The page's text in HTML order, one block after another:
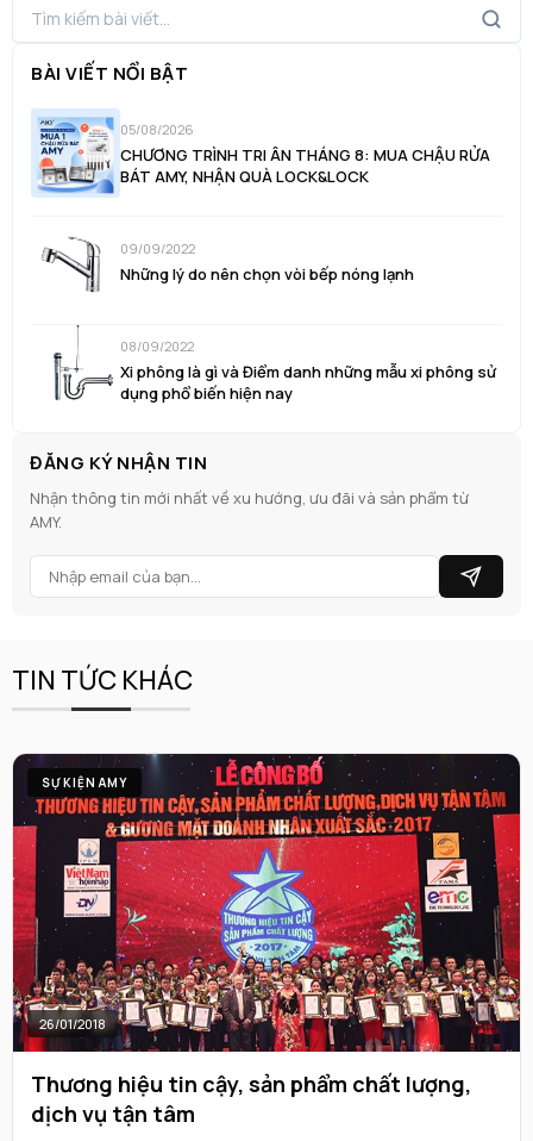
BÀI VIẾT NỔI BẬT
05/08/2026
CHƯƠNG TRÌNH TRI ÂN THÁNG 8: MUA CHẬU RỬA
BÁT AMY, NHẬN QUÀ LOCK&LOCK
09/09/2022
Những lý do nên chọn vòi bếp nóng lạnh
08/09/2022
Xi phông là gì và Điểm danh những mẫu xi phông sử
dụng phổ biến hiện nay
ĐĂNG KÝ NHẬN TIN
Nhận thông tin mới nhất về xu hướng, ưu đãi và sản phẩm từ
AMY.
TIN TỨC KHÁC
26/01/2018
SỰ KIỆN AMY
Thương hiệu tin cậy, sản phẩm chất lượng,
dịch vụ tận tâm